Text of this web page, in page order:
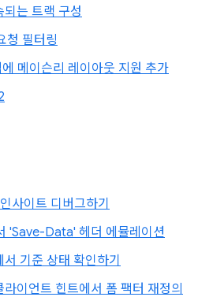
는 트랙 구성
청 필터링
메이슨리 레이아웃 지원 추가
사이트 디버그하기
'Save-Data' 헤더 에뮬레이션
기준 상태 확인하기
이언트 힌트에서 폼 팩터 재정의